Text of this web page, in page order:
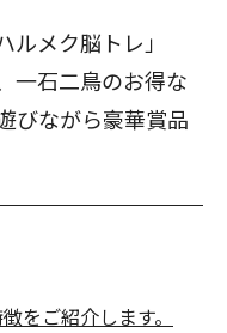
メク脳トレ」
一石二鳥のお得な
びながら豪華賞品
をご紹介します。